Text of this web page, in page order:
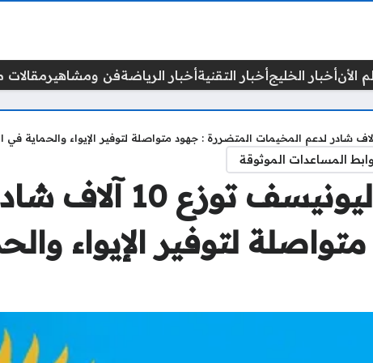
الأنأخبار الخليجأخبار التقنيةأخبار الرياضةفن ومشاهيرمقالات
المساعدات الموثوقة
الإغاثة الزراعية
لتوفير الإيواء